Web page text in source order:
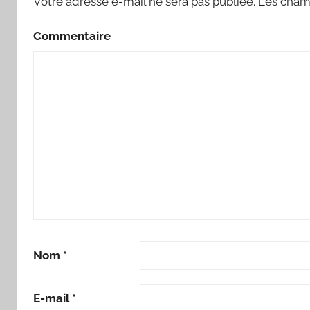
Commentaire
Nom *
E-mail *